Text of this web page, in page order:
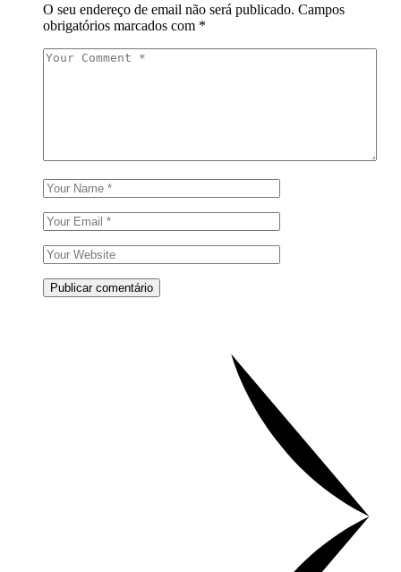
O seu endereço de email não será publicado. Campos
obrigatórios marcados com *
Publicar comentário